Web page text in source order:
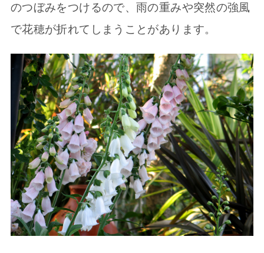
のつぼみをつけるので、雨の重みや突然の強風
で花穂が折れてしまうことがあります。